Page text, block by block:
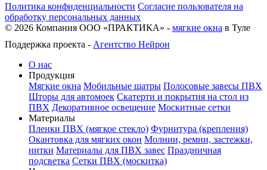
Политика конфиденциальности Согласие пользователя на
обработку персональных данных
© 2026 Компания ООО «ПРАКТИКА» - мягкие окна в Туле
Поддержка проекта - Агентство Нейрон
О нас
Продукция
Мягкие окна Мобильные шатры Полосовые завесы ПВХ
Шторы для автомоек Скатерти и покрытия на стол из
ПВХ Декоративное освещение Москитные сетки
Материалы
Пленки ПВХ (мягкое стекло) Фурнитура (крепления)
Окантовка для мягких окон Молнии, ремни, застежки,
нитки Материалы для ПВХ завес Праздничная
подсветка Сетки ПВХ (москитка)